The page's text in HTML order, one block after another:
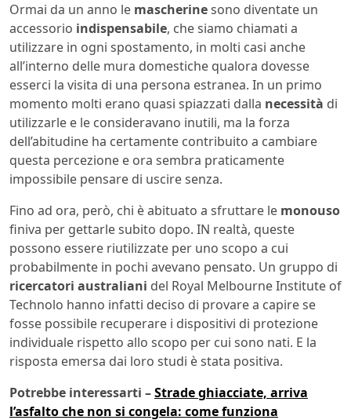
Ormai da un anno le mascherinesono diventate un
accessorio indispensabile, che siamo chiamati a
utilizzare in ogni spostamento, in molti casi anche
all’interno delle mura domestiche qualora dovesse
esserci la visita di una persona estranea. In un primo
momento molti erano quasi spiazzati dalla necessità di
utilizzarle e le consideravano inutili, ma la forza
dell’abitudine ha certamente contribuito a cambiare
questa percezione e ora sembra praticamente
impossibile pensare di uscire senza.
Fino ad ora, però, chi è abituato a sfruttare le monouso
finiva per gettarle subito dopo. IN realtà, queste
possono essere riutilizzate per uno scopo a cui
probabilmente in pochi avevano pensato. Un gruppo di
ricercatori australiani del Royal Melbourne Institute of
Technolo hanno infatti deciso di provare a capire se
fosse possibile recuperare i dispositivi di protezione
individuale rispetto allo scopo per cui sono nati. E la
risposta emersa dai loro studi è stata positiva.
Potrebbe interessarti –Strade ghiacciate, arriva
l’asfalto che non si congela: come funziona